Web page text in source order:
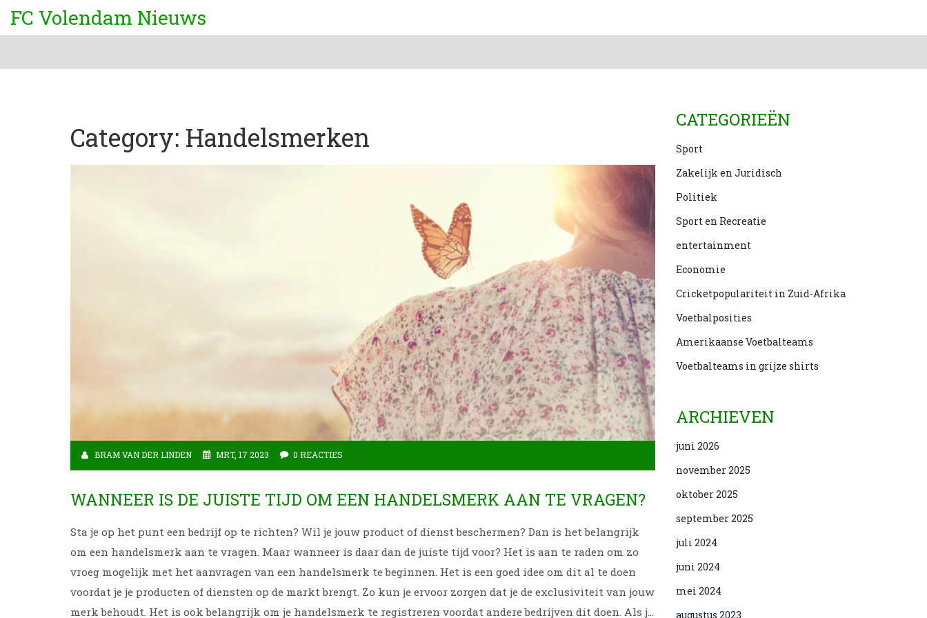
FC Volendam Nieuws
Category: Handelsmerken
BRAM VAN DER LINDEN MRT, 17 2023 0 REACTIES
WANNEER IS DE JUISTE TIJD OM EEN HANDELSMERK AAN TE VRAGEN?
Sta je op het punt een bedrijf op te richten? Wil je jouw product of dienst beschermen? Dan is het belangrijk
om een handelsmerk aan te vragen. Maar wanneer is daar dan de juiste tijd voor? Het is aan te raden om zo
vroeg mogelijk met het aanvragen van een handelsmerk te beginnen. Het is een goed idee om dit al te doen
voordat je je producten of diensten op de markt brengt. Zo kun je ervoor zorgen dat je de exclusiviteit van jouw
merk behoudt. Het is ook belangrijk om je handelsmerk te registreren voordat andere bedrijven dit doen. Als je
CATEGORIEËN
Sport
Zakelijk en Juridisch
Politiek
Sport en Recreatie
entertainment
Economie
Cricketpopulariteit in Zuid-Afrika
Voetbalposities
Amerikaanse Voetbalteams
Voetbalteams in grijze shirts
ARCHIEVEN
juni 2026
november 2025
oktober 2025
september 2025
juli 2024
juni 2024
mei 2024
augustus 2023